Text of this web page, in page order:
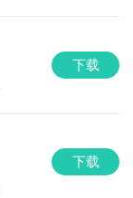
下载
下载